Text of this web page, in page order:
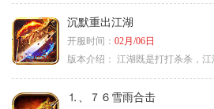
沉默重出江湖
开服时间： 02月/06日
版本介绍： 江湖既是打打杀杀，
⒈、７６雪雨合击